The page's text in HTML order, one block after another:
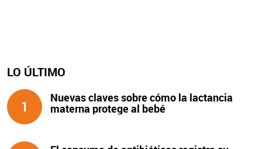
LO ÚLTIMO
1
Nuevas claves sobre cómo la lactancia
materna protege al bebé